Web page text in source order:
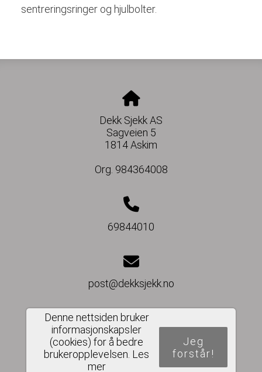
sentreringsringer og hjulbolter.
Dekk Sjekk AS
Sagveien 5
1814 Askim
Org. 984364008
69844010
post@dekksjekk.no
Del nettside
Denne nettsiden bruker
informasjonskapsler
(cookies) for å bedre
brukeropplevelsen. Les
mer
Jeg
forstår!